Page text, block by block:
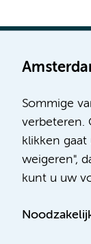
Sommige
verbeteren.
klikken
weigeren",
kunt u uw
Locatie AMC
Meibergdreef
1105 AZ
Route en